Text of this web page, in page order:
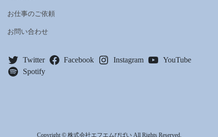
お仕事のご依頼
お問い合わせ
Twitter Facebook Instagram
YouTube
Spotify
Copyright © 株式会社エフエムびばい All Rights Reserved.